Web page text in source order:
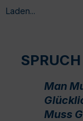
Laden...
Man
Muss